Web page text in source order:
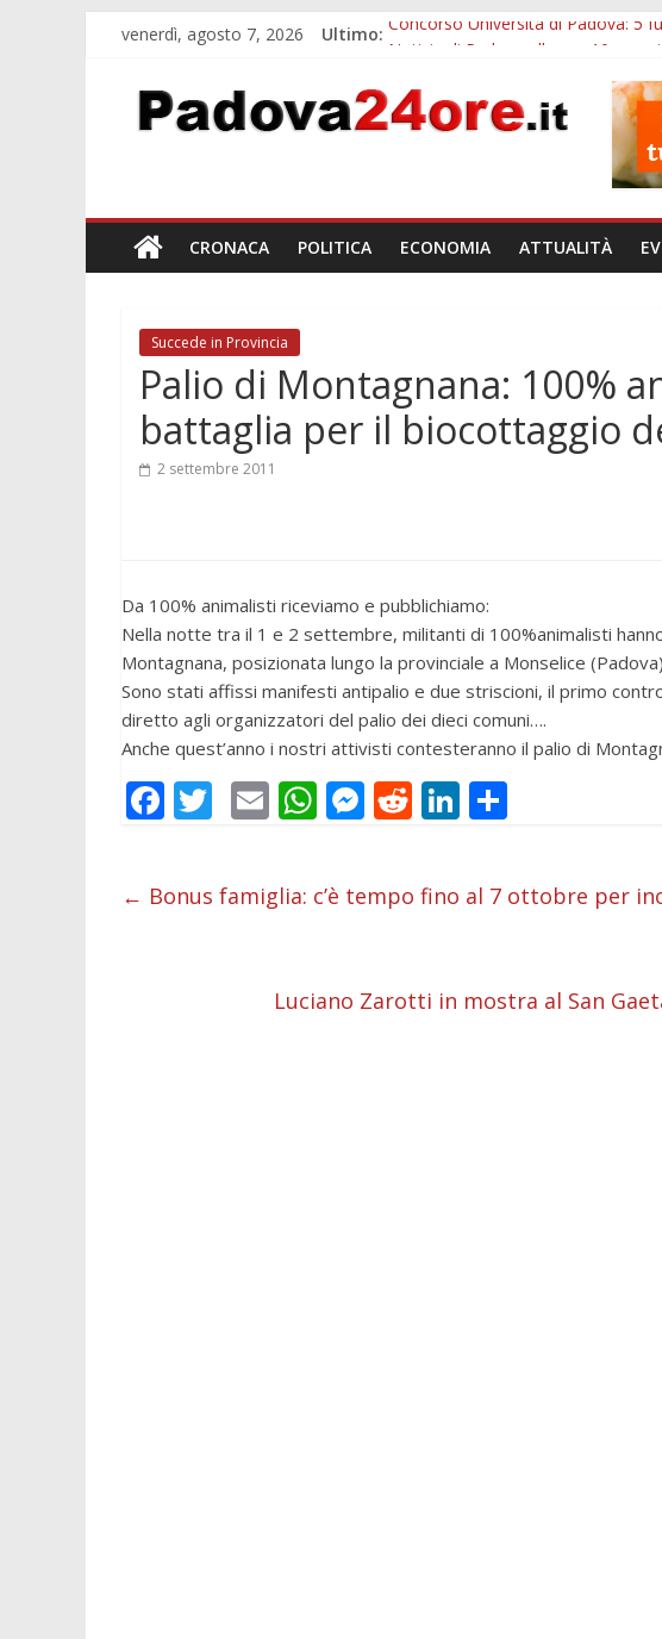
venerdì, agosto 7, 2026 Ultimo: Concorso Università di Padova: 5
Slow Looking agli Eremitani:
Notizie di Padova alle ore 21:
Orto Botanico Padova: visite ed
CRONACA POLITICA ECONOMIA ATTUALITÀ
Succede in Provincia
Palio di Montagnana: 100%
battaglia per il biocottaggio
2 settembre 2011
Da 100% animalisti riceviamo e pubblichiamo:
Nella notte tra il 1 e 2 settembre, militanti di 100%animalisti
Montagnana, posizionata lungo la provinciale a Monselice
Sono stati affissi manifesti antipalio e due striscioni, il primo
diretto agli organizzatori del palio dei dieci comuni….
Anche quest’anno i nostri attivisti contesteranno il palio di
F
b
T
itt
er
E
ai
l
W
at
s
p
M
e
g
R
d
di
Li
e
n
n
di
di
← Bonus famiglia: c’è tempo fino al 7 ottobre per
Luciano Zarotti in mostra al San